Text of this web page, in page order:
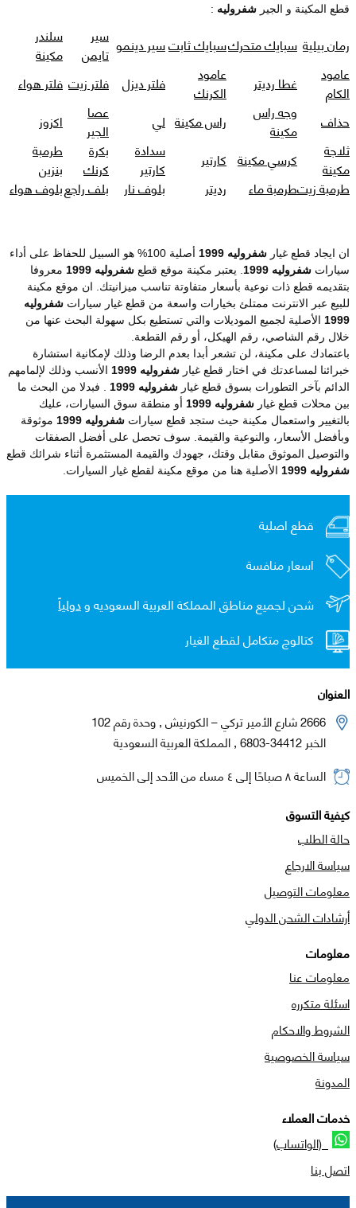
قطع المكينة و الجير شفروليه :
رمان بيلية سبايك متحركسبايك ثابتسير دينمو سير
تايمن
سلندر
مكينة
عامود
الكام
غطا رديتر
عامود
الكرنك
فلتر ديزل فلتر زيت فلتر هواء
حذاف
وجه راس
مكينة
راس مكينة لي
عصا
الجير
اكزوز
ثلاجة
مكينة
كرسي مكينة كارتير
سدادة
كارتير
بكرة
كرنك
طرمبة
بنزين
طرمبة زيتطرمبة ماء رديتر بلوف نار بلف راجعبلوف هواء
ان ايجاد قطع غيار شفروليه 1999
أصلية 100% هو السبيل للحفاظ على أداء
سيارات شفروليه 1999 . يعتبر مكينة موقع قطع شفروليه 1999
معروفا
بتقديمه قطع ذات نوعية بأسعار متفاوتة تناسب ميزانيتك. ان موقع مكينة
للبيع عبر الانترنت ممتلئ بخيارات واسعة من قطع غيار سيارات شفروليه
1999 الأصلية لجميع الموديلات والتي تستطيع بكل سهولة البحث عنها من
خلال رقم الشاصي، رقم الهيكل، أو رقم القطعة.
باعتمادك على مكينة، لن تشعر أبدا بعدم الرضا وذلك لإمكانية استشارة
خبرائنا لمساعدتك في اختار قطع غيار شفروليه 1999
الأنسب وذلك لإلمامهم
الدائم بآخر التطورات بسوق قطع غيار شفروليه 1999
. فبدلا من البحث ما
بين محلات قطع غيار شفروليه 1999
أو منطقة سوق السيارات، عليك
بالتغيير واستعمال مكينة حيث ستجد قطع سيارات شفروليه 1999
موثوقة
وبأفضل الأسعار، والنوعية والقيمة. سوف تحصل على أفضل الصفقات
والتوصيل الموثوق مقابل وقتك، جهودك والقيمة المستثمرة أثناء شرائك قطع
شفروليه 1999
الأصلية هنا من موقع مكينة لقطع غيار السيارات.
قطع اصلية
اسعار منافسة
شحن لجميع مناطق المملكة العربية السعوديه ودولياً
كتالوج متكامل لقطع الغيار
العنوان
2666 شارع الأمير تركي – الكورنيش , وحدة رقم 102
الخبر 34412-6803 , المملكة العربية السعودية
الساعة ٨ صباحًا إلى ٤ مساء من الأحد إلى الخميس
كيفية التسوق
حالة الطلب
سياسة الارجاع
معلومات التوصيل
أرشادات الشحن الدولي
معلومات
معلومات عنا
اسئلة متكرره
الشروط والاحكام
سياسة الخصوصية
المدونة
خدمات العملاء
(الواتساب)
اتصل بنا